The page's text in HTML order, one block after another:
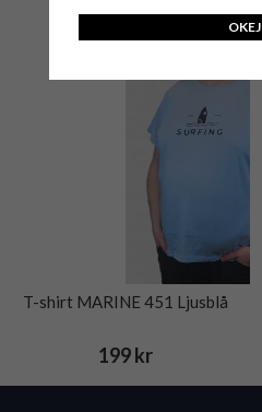
T-shirt MARINE 451 Ljusblå
199 kr
OKEJ